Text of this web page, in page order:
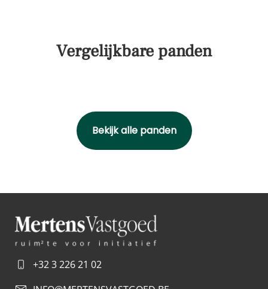
Vergelijkbare panden
Bekijk alle panden
+32 3 226 21 02